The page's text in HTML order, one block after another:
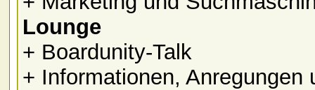
Lounge
+ Boardunity-Talk
+ Informationen, Anregungen